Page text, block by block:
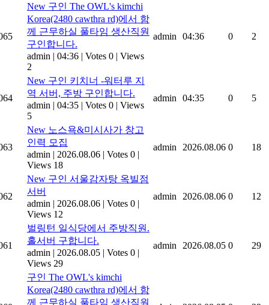
New구인 The OWL's kimchi
Korea(2480 cawthra rd)에서 함
께 근무하실 풀타임 생산직원
구인합니다.
admin | 04:36 | Votes 0 | Views
2
admin 04:36 0 2
New구인 키치너 -워터루 지
역 서버, 주방 구인합니다.
admin | 04:35 | Votes 0 | Views
5
admin 04:35 0 5
New노스욕&미시사가 창고
인력 모집
admin | 2026.08.06 | Votes 0 |
Views 18
admin 2026.08.06 0 18
New구인 서울감자탕 옥빌점
서버
admin | 2026.08.06 | Votes 0 |
Views 12
admin 2026.08.06 0 12
벌링턴 일식당에서 주방직원.
홀서버 구합니다.
admin | 2026.08.05 | Votes 0 |
Views 29
admin 2026.08.05 0 29
구인 The OWL's kimchi
Korea(2480 cawthra rd)에서 함
께 근무하실 풀타임 생산직원